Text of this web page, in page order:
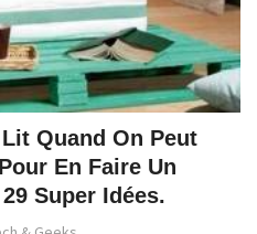
Quand On Peut
En Faire Un
Super Idées.